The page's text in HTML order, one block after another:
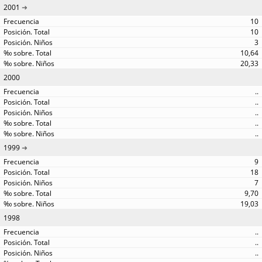
2001
10
10
3
10,64
20,33
2000
..
..
..
..
..
1999
9
18
7
9,70
19,03
1998
..
..
..